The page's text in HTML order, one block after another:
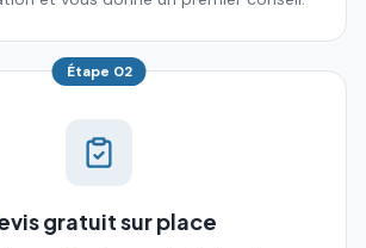
Étape 02
gratuit sur place